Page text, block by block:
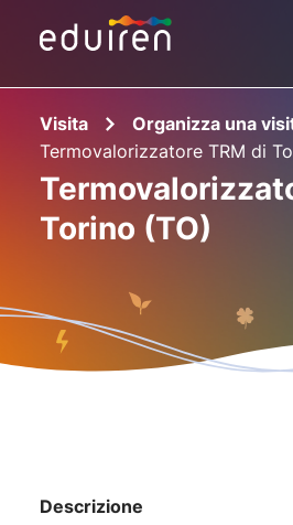
Visita
Organizza una
Termovalorizzatore TRM di
Torino (TO)
Descrizione